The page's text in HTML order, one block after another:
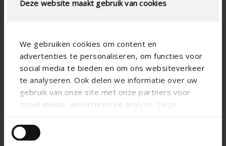
Deze website maakt gebruik van cookies
We gebruiken cookies om content en
advertenties te personaliseren, om functies voor
social media te bieden en om ons websiteverkeer
te analyseren. Ook delen we informatie over uw
gebruik van onze site met onze partners voor
social media, adverteren en analyse. Deze
andere informatie die u aan ze heeft verstrekt of
die ze hebben verzameld op basis van uw gebruik
technical.ip_klasse
-
technical.lameldiepte_mm
41
Total louvre depth (mm)
-
K-factor (entry)
K-factor (discharge)